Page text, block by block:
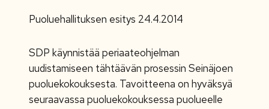
Puoluehallituksen esitys 24.4.2014
SDP käynnistää periaateohjelman
uudistamiseen tähtäävän prosessin Seinäjoen
puoluekokouksesta. Tavoitteena on hyväksyä
seuraavassa puoluekokouksessa puolueelle